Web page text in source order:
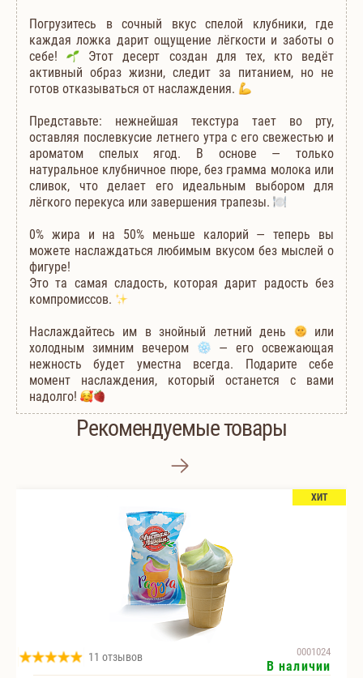
Погрузитесь в сочный вкус спелой клубники, где
каждая ложка дарит ощущение лёгкости и заботы о
себе!
Этот десерт создан для тех, кто ведёт
активный образ жизни, следит за питанием, но не
готов отказываться от наслаждения.
Представьте: нежнейшая текстура тает во рту,
оставляя послевкусие летнего утра с его свежестью и
ароматом спелых ягод. В основе — только
натуральное клубничное пюре, без грамма молока или
сливок, что делает его идеальным выбором для
лёгкого перекуса или завершения трапезы.
0% жира и на 50% меньше калорий — теперь вы
можете наслаждаться любимым вкусом без мыслей о
фигуре!
Это та самая сладость, которая дарит радость без
компромиссов.
Наслаждайтесь им в знойный летний день
или
холодным зимним вечером
— его освежающая
нежность будет уместна всегда. Подарите себе
момент наслаждения, который останется с вами
надолго!
Рекомендуемые товары
ХИТ
11 отзывов 0001024
В наличии